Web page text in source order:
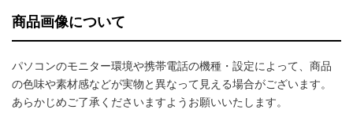
商品画像について
パソコンのモニター環境や携帯電話の機種・設定によって、商品
の色味や素材感などが実物と異なって見える場合がございます。
あらかじめご了承くださいますようお願いいたします。